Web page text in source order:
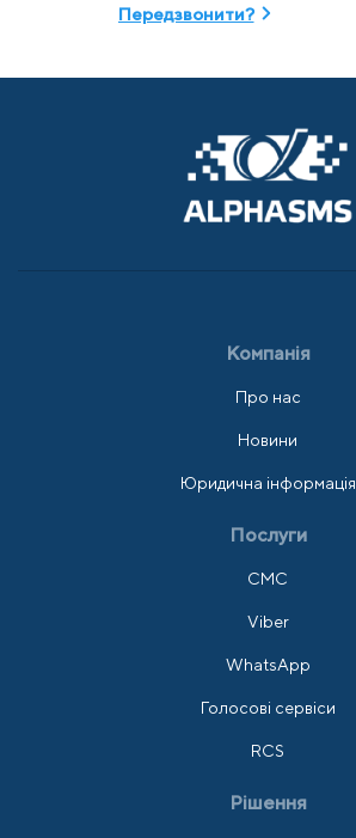
Передзвонити?
Компанія
Про нас
Новини
Юридична інформація
Послуги
СМС
Viber
WhatsApp
Голосові сервіси
RCS
Рішення